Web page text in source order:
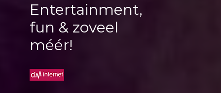
Entertainment,
fun & zoveel
méér!